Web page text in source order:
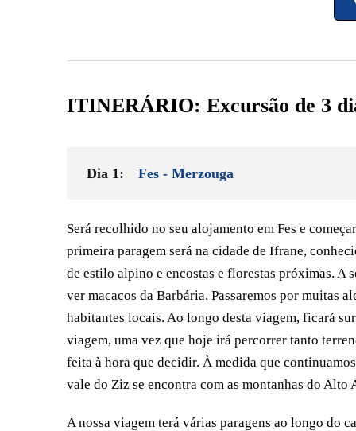
ITINERÁRIO: Excursão de 3
Dia 1: Fes - Merzouga
Será recolhido no seu alojamento em Fes e
primeira paragem será na cidade de Ifrane,
de estilo alpino e encostas e florestas próximas. A
ver macacos da Barbária. Passaremos por muitas
habitantes locais. Ao longo desta viagem, ficará
viagem, uma vez que hoje irá percorrer tanto
feita à hora que decidir. À medida que
vale do Ziz se encontra com as montanhas do
A nossa viagem terá várias paragens ao longo do